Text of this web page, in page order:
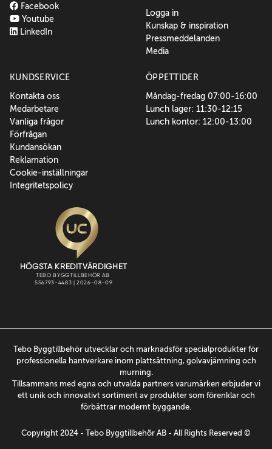
Facebook
Youtube
LinkedIn
Logga in
Kunskap & inspiration
Pressmeddelanden
Media
KUNDSERVICE
Kontakta oss
Medarbetare
Vanliga frågor
Förfrågan
Kundansökan
Reklamation
Cookie-inställningar
Integritetspolicy
ÖPPETTIDER
Måndag-fredag 07:00-16:00
Lunch lager: 11:30-12:15
Lunch kontor: 12:00-13:00
Tebo Byggtillbehör utvecklar och marknadsför specialprodukter för
professionella hantverkare inom plattsättning, golvavjämning och
murning.
Tillsammans med egna och utvalda partners varumärken erbjuder vi
ett unik och innovativt sortiment av produkter som förenklar och
förbättrar modernt byggande.
Copyright 2024 - Tebo Byggtillbehõr AB - All Rights Reserved ©